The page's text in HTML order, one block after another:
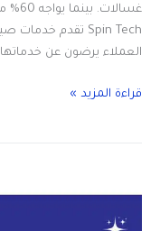
العملاء يرضون عن خدماتها1. مع أكثر من X طلب يومياً،
10
الغسالات
قراءة المزيد »